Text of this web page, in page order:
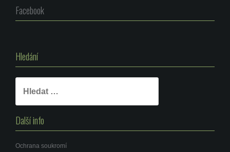
Facebook
Hledání
Další info
Ochrana soukromí